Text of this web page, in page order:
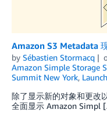
Amazon S3 Metadata
by Sébastien Stormacq
Amazon Simple Storage
Summit New York, Launch
除了显示新的对象和更改
全面显示 Amazon Simpl